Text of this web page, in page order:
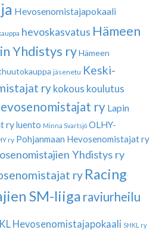
Hevosenomistajapokaali
hevoskasvatus Hämeen
Yhdistys ryHämeen
jäsenetu Keski-
ry kokous koulutus
ry Lapin
ryluento Minna Svartsjö OLHY-
ry Pohjanmaan Hevosenomistajat ry
Yhdistys ry
ry Racing
SM-liiga raviurheilu
Hevosenomistajapokaali SHKL ry